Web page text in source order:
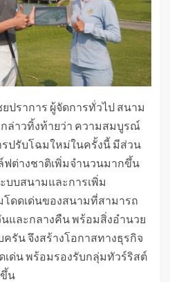
ปราการ ผู้จัดการทั่วไป สนาม
ล่าวทิ้งท้ายว่า ความสมบูรณ์
ปรับโฉมใหม่ในครั้งนี้ มีส่วน
ต่างชาติเพิ่มจำนวนมากขึ้น
บบสนามและการเพิ่ม
ดดเด่นของสนามที่สามารถ
และกลางคืน พร้อมสิ่งอำนวย
รัน จึงสร้างโอกาสทางธุรกิจ
ด่น พร้อมรองรับกลุ่มทัวร์ริสต์
น